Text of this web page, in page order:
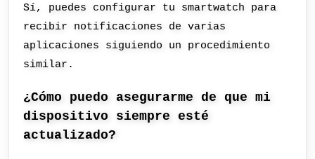
Sí, puedes configurar tu smartwatch para
recibir notificaciones de varias
aplicaciones siguiendo un procedimiento
similar.
¿Cómo puedo asegurarme de que mi
dispositivo siempre esté
actualizado?